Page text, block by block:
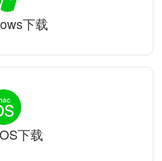
下载
下载